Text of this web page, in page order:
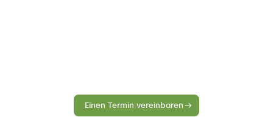
Einen Termin vereinbaren